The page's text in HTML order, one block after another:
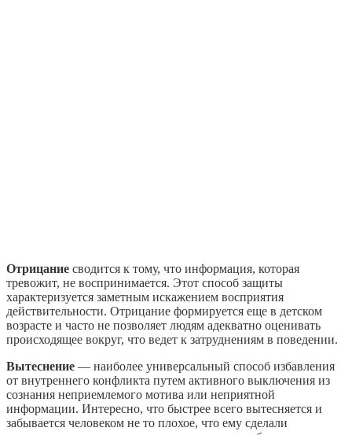
Отрицание сводится к тому, что информация, которая
тревожит, не воспринимается. Этот способ защиты
характеризуется заметным искажением восприятия
действительности. Отрицание формируется еще в детском
возрасте и часто не позволяет людям адекватно оценивать
происходящее вокруг, что ведет к затруднениям в поведении.
Вытеснение — наиболее универсальный способ избавления
от внутреннего конфликта путем активного выключения из
сознания неприемлемого мотива или неприятной
информации. Интересно, что быстрее всего вытесняется и
забывается человеком не то плохое, что ему сделали